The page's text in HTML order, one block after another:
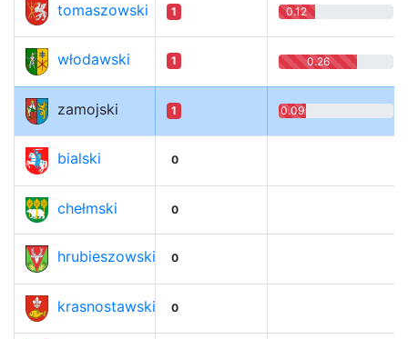
tomaszowski 1 0.12
włodawski 1 0.26
zamojski 1 0.09
bialski 0
chełmski 0
hrubieszowski 0
krasnostawski 0